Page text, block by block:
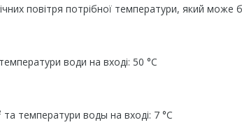
повітря потрібної температури, який може
води на вході: 50 °C
температури воды на вході: 7 °C